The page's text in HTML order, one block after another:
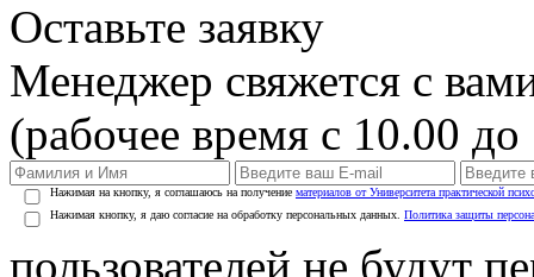
Оставьте заявку
Менеджер свяжется с
(рабочее время с 10.00
Нажимая на кнопку, я соглашаюсь на получение материалов от Университета практической
Нажимая кнопку, я даю согласие на обработку персональных данных. Политика защиты
пользователей не будут